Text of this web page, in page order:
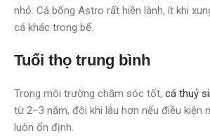
nhỏ. Cá bống Astro rất hiền lành, ít khi
cá khác trong bể.
Tuổi thọ trung bình
Trong môi trường chăm sóc tốt, cá thuỷ
từ 2–3 năm, đôi khi lâu hơn nếu điều kiện
luôn ổn định.